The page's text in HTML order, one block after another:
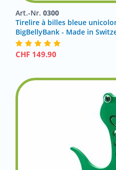
Art.-Nr. 0300
Tirelire à billes bleue
BigBellyBank - Made in
CHF 149.90